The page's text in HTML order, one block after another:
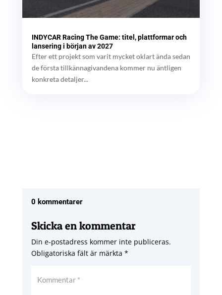
INDYCAR Racing The Game: titel, plattformar och
lansering i början av 2027
Efter ett projekt som varit mycket oklart ända sedan
de första tillkännagivandena kommer nu äntligen
konkreta detaljer...
0 kommentarer
Skicka en kommentar
Din e-postadress kommer inte publiceras.
Obligatoriska fält är märkta *